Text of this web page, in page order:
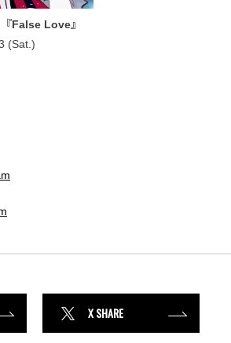
False Love』
(Sat.)
X SHARE